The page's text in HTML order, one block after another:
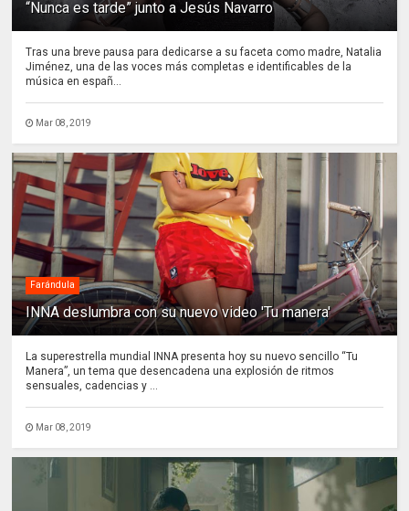
“Nunca es tarde” junto a Jesús Navarro
Tras una breve pausa para dedicarse a su faceta como madre, Natalia
Jiménez, una de las voces más completas e identificables de la
música en españ...
Mar 08, 2019
Farándula
INNA deslumbra con su nuevo video 'Tu manera'
La superestrella mundial INNA presenta hoy su nuevo sencillo “Tu
Manera”, un tema que desencadena una explosión de ritmos
sensuales, cadencias y ...
Mar 08, 2019